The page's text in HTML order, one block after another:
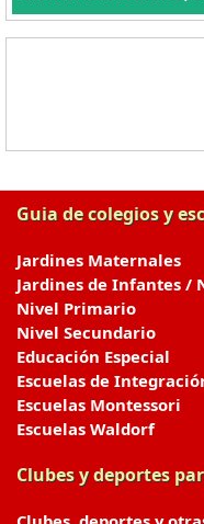
Guia de colegios y
Jardines Maternales
Jardines de Infantes /
Nivel Primario
Nivel Secundario
Educación Especial
Escuelas de
Escuelas Montessori
Escuelas Waldorf
Clubes y deportes